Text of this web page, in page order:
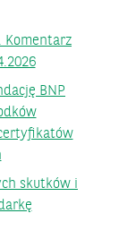
Komentarz
BNP
skutków i